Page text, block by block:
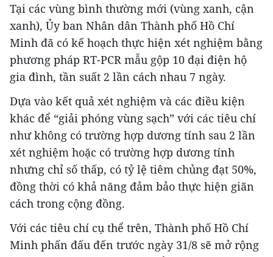
Tại các vùng bình thường mới (vùng xanh, cận
xanh), Ủy ban Nhân dân Thành phố Hồ Chí
Minh đã có kế hoạch thực hiện xét nghiệm bằng
phương pháp RT-PCR mẫu gộp 10 đại điện hộ
gia đình, tần suất 2 lần cách nhau 7 ngày.
Dựa vào kết quả xét nghiệm và các điều kiện
khác để “giải phóng vùng sạch” với các tiêu chí
như không có trường hợp dương tính sau 2 lần
xét nghiệm hoặc có trường hợp dương tính
nhưng chỉ số thấp, có tỷ lệ tiêm chủng đạt 50%,
đồng thời có khả năng đảm bảo thực hiện giãn
cách trong cộng đồng.
Với các tiêu chí cụ thể trên, Thành phố Hồ Chí
Minh phấn đấu đến trước ngày 31/8 sẽ mở rộng